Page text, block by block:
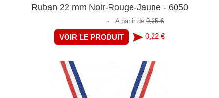
Ruban 22 mm Noir-Rouge-Jaune - 6050
- A partir de 0,25 €
VOIR LE PRODUIT 0,22 €